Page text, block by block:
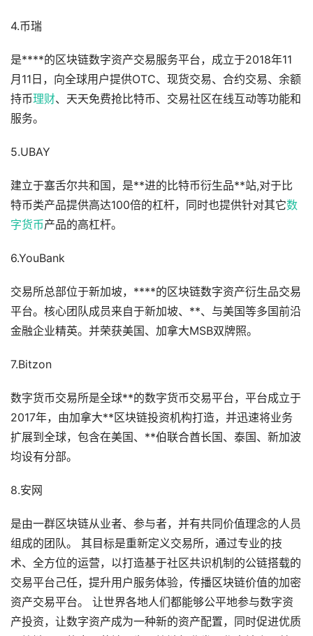
4.币瑞
是****的区块链数字资产交易服务平台，成立于2018年11
月11日，向全球用户提供OTC、现货交易、合约交易、余额
持币理财、天天免费抢比特币、交易社区在线互动等功能和
服务。
5.UBAY
建立于塞舌尔共和国，是**进的比特币衍生品**站,对于比
特币类产品提供高达100倍的杠杆，同时也提供针对其它数
字货币产品的高杠杆。
6.YouBank
交易所总部位于新加坡，****的区块链数字资产衍生品交易
平台。核心团队成员来自于新加坡、**、与美国等多国前沿
金融企业精英。并荣获美国、加拿大MSB双牌照。
7.Bitzon
数字货币交易所是全球**的数字货币交易平台，平台成立于
2017年，由加拿大**区块链投资机构打造，并迅速将业务
扩展到全球，包含在美国、**伯联合酋长国、泰国、新加波
均设有分部。
8.安网
是由一群区块链从业者、参与者，并有共同价值理念的人员
组成的团队。 其目标是重新定义交易所，通过专业的技
术、全方位的运营，以打造基于社区共识机制的公链搭载的
交易平台己任，提升用户服务体验，传播区块链价值的加密
资产交易平台。 让世界各地人们都能够公平地参与数字资
产投资，让数字资产成为一种新的资产配置，同时促进优质